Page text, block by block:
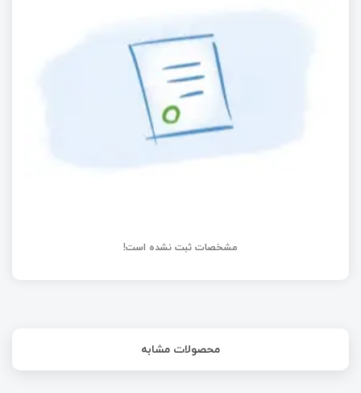
کار با تراشه V3S – مقدمه ای بر yocto
مشخصات ثبت نشده است!
محصولات مشابه